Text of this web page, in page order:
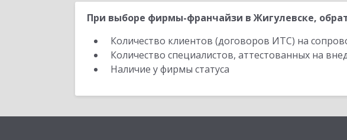
При выборе фирмы-франчайзи в Жигулевске,
Количество клиентов (договоров ИТС) на
Количество специалистов, аттестованных на
Наличие у фирмы статуса